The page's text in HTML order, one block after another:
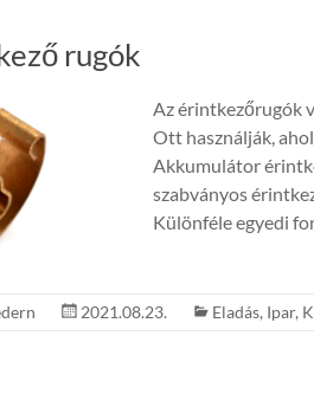
rugók
Az érintkezőrugók
Ott használják,
Akkumulátor
szabványos
Különféle egyedi
2021.08.23. Eladás, Ipar,